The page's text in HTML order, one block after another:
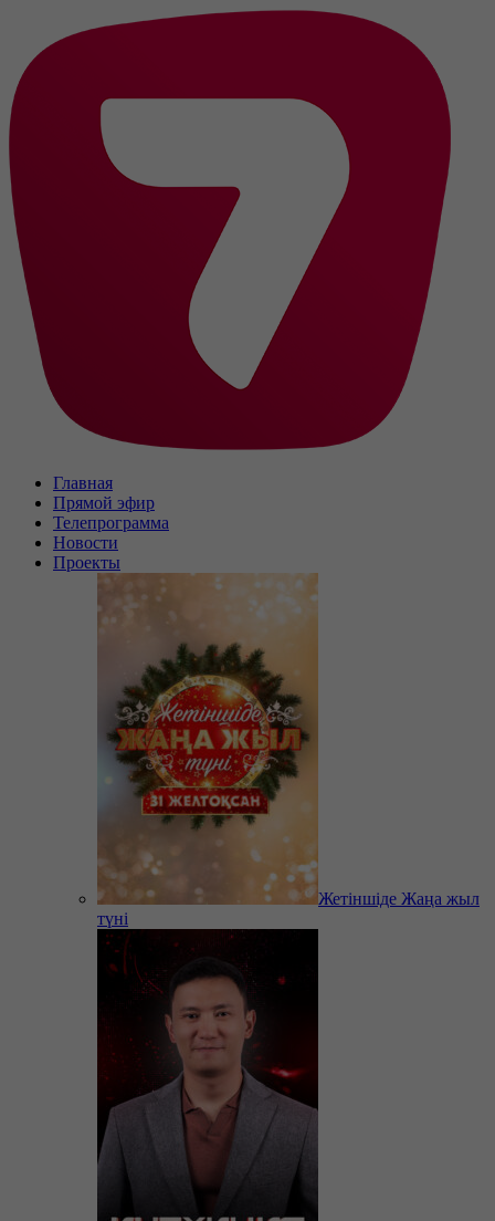
Главная
Прямой эфир
Телепрограмма
Новости
Проекты
Жетіншіде Жаңа жыл
түні